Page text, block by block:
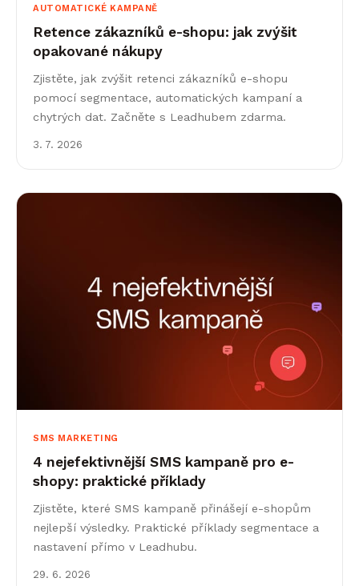
AUTOMATICKÉ KAMPANĚ
Retence zákazníků e-shopu: jak zvýšit
opakované nákupy
Zjistěte, jak zvýšit retenci zákazníků e-shopu
pomocí segmentace, automatických kampaní a
chytrých dat. Začněte s Leadhubem zdarma.
3. 7. 2026
SMS MARKETING
4 nejefektivnější SMS kampaně pro e-
shopy: praktické příklady
Zjistěte, které SMS kampaně přinášejí e-shopům
nejlepší výsledky. Praktické příklady segmentace a
nastavení přímo v Leadhubu.
29. 6. 2026